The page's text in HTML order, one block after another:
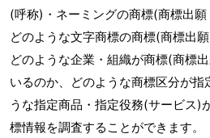
(呼称)・ネーミングの商標(商標出願
どのような文字商標の商標(商標出
どのような企業・組織が商標(商標
いるのか、どのような商標区分が指
うな指定商品・指定役務(サービス)
標情報を調査することができます。